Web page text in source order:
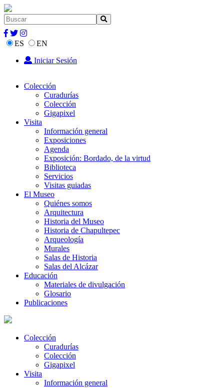
ES
EN
Iniciar Sesión
Colección
Curadurías
Colección
Gigapixel
Visita
Información general
Exposiciones
Agenda
Exposición: Bordado, de la virtud
Biblioteca
Servicios
Visitas guiadas
El Museo
Quiénes somos
Arquitectura
Historia del Museo
Historia de Chapultepec
Arqueología
Murales
Salas de Historia
Salas del Alcázar
Educación
Materiales de divulgación
Glosario
Publicaciones
Colección
Curadurías
Colección
Gigapixel
Visita
Información general